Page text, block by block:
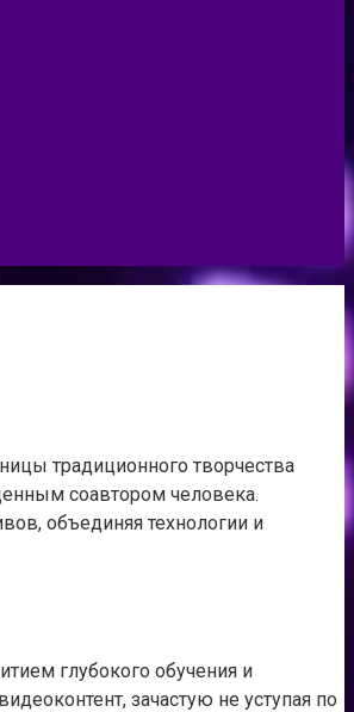
традиционного творчества
соавтором человека.
объединяя технологии и
глубокого обучения и
зачастую не уступая по